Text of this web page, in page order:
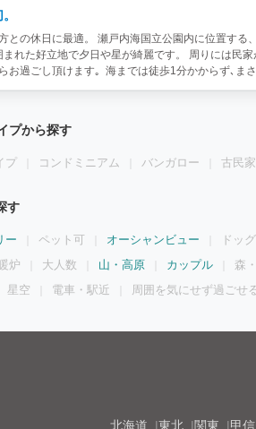
との休日に最適。 瀬戸内海国立公園内に位置する
れた好立地で夕日や星が綺麗です。 周りには民家
お過ごし頂けます｡ 海までは徒歩1分かからず､ま
ん。お子様も元気いっぱい遊べますよ。 管理人は
ングはソファーテーブルを配置。キッチン、バスル
サイズのダブルベッドとシ
おります 【ウッドデッキ】 海が広がる景観が人気
す穏やかなひと
と空と繋がる一体感が好評です。 【バルコニー】
プから探す
プ コンドミニアム バンガロー 古民家
す
ー ペット可 オーシャンビュー ドッ
炉 大人数 山・高原 カップル 森
星空 電車・駅近 周囲を気にせず過ごせ
北海道 東北 関東 甲